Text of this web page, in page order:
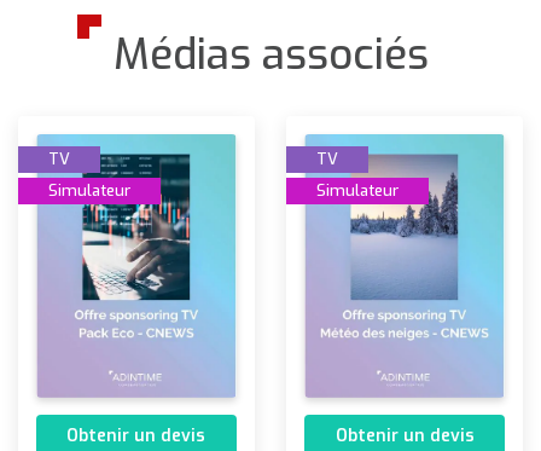
Médias associés
TV
Simulateur
Obtenir un devis
TV
Simulateur
Obtenir un devis